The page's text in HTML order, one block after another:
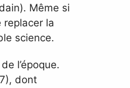
Même si
replacer la
science.
l’époque.
dont